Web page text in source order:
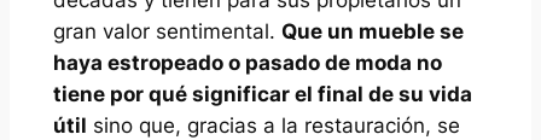
gran valor sentimental. Que un mueble se
haya estropeado o pasado de moda no
tiene por qué significar el final de su vida
útil sino que, gracias a la restauración, se